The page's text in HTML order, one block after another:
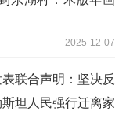
2025-12-07
联合声明：坚决反
坦人民强行迁离家